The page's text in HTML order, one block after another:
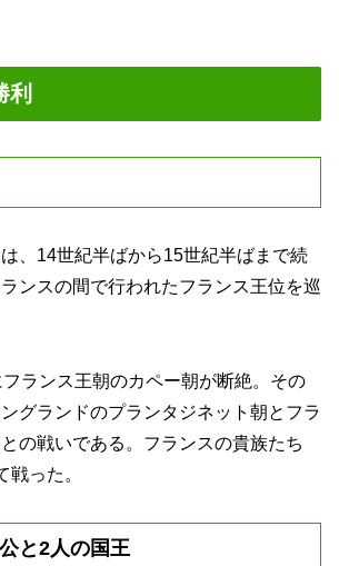
利
、14世紀半ばから15世紀半ばまで続
ンスの間で行われたフランス王位を巡
ランス王朝のカペー朝が断絶。その
グランドのプランタジネット朝とフラ
の戦いである。フランスの貴族たち
戦った。
と2人の国王